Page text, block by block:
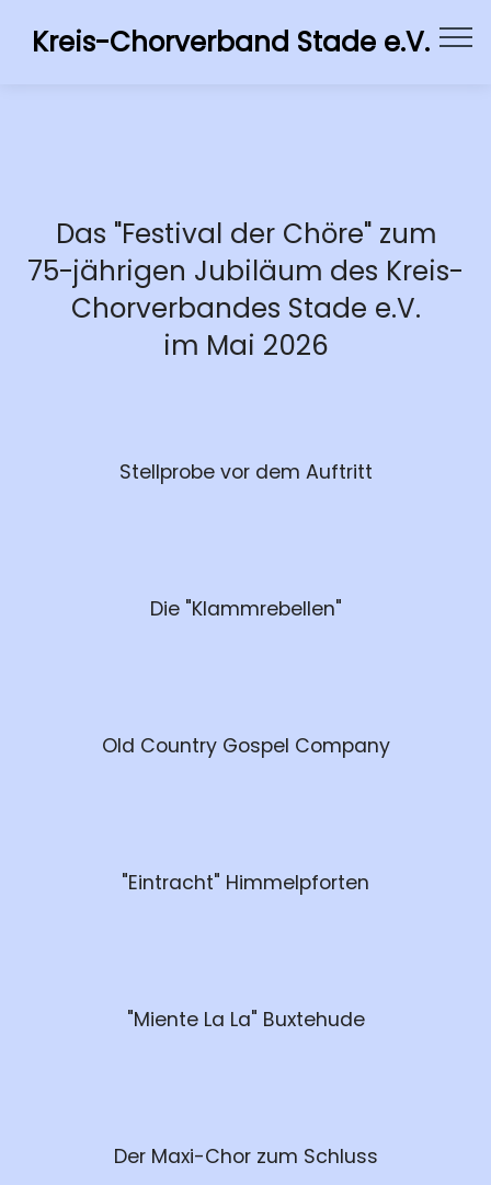
Kreis-Chorverband Stade e.V.
Das "Festival der Chöre" zum
75-jährigen Jubiläum des Kreis-
Chorverbandes Stade e.V.
im Mai 2026
Stellprobe vor dem Auftritt
Die "Klammrebellen"
Old Country Gospel Company
"Eintracht" Himmelpforten
"Miente La La" Buxtehude
Der Maxi-Chor zum Schluss